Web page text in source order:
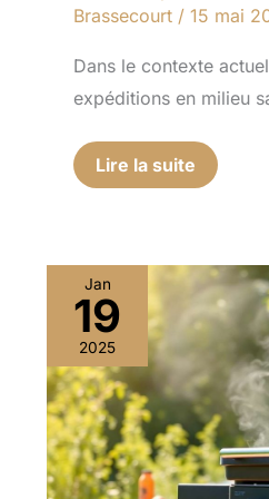
Brassecourt / 15 mai
Dans le contexte
expéditions en milieu
Lire la suite
Jan
19
2025
Barbecue
nomade
:
top
modèles
pour
grillades
en